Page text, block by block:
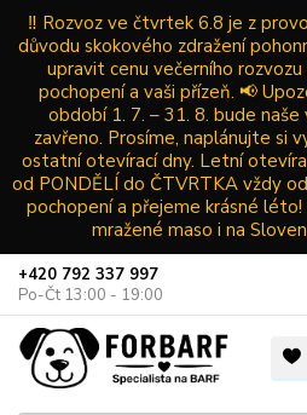
‼️ Rozvoz ve čtvrtek 6.8 je z
důvodu skokového zdražení
upravit cenu večerního
pochopení a vaši přízeň. 📢
období 1. 7. – 31. 8. bude
zavřeno. Prosíme, naplánujte si
ostatní otevírací dny. Letní
od PONDĚLÍ do ČTVRTKA vždy
pochopení a přejeme krásné
mražené maso i na
+420 792 337 997
Po-Čt 13:00 - 19:00